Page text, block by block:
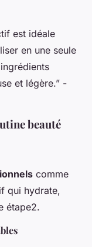
est idéale
en une seule
et légère.” -
beauté
comme
qui hydrate,
étape2.